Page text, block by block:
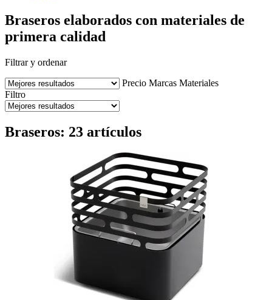
Braseros elaborados con materiales de
primera calidad
Filtrar y ordenar
Precio Marcas Materiales
Filtro
Braseros: 23 artículos